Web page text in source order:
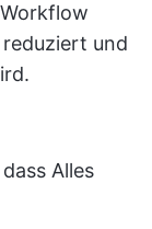
und
Alles